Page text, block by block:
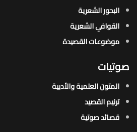
البحور الشعرية​
القوافي الشعرية​
موضوعات القصيدة​
صوتيات
المتون العلمية والأدبية
ترنيم القصيد
قصائد صوتية